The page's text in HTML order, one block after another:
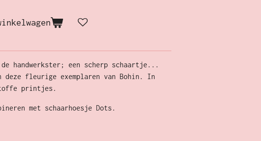
de handwerkster; een scherp schaartje...
fleurige exemplaren van Bohin. In
printjes.
met schaarhoesje Dots.